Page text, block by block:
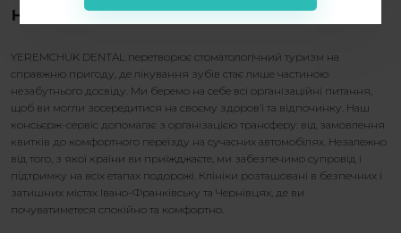
незабутні враження
YEREMCHUK DENTAL перетворює стоматологічний туризм на
справжню пригоду, де лікування зубів стає лише частиною
незабутнього досвіду. Ми беремо на себе всі організаційні питання,
щоб ви могли зосередитися на своєму здоров’ї та відпочинку. Наш
консьєрж-сервіс допомагає з організацією трансферу: від замовлення
квитків до комфортного переїзду на сучасних автомобілях. Незалежно
від того, з якої країни ви приїжджаєте, ми забезпечимо супровід і
підтримку на всіх етапах подорожі. Клініки розташовані в безпечних і
затишних містах Івано-Франківську та Чернівцях, де ви
почуватиметеся спокійно та комфортно.